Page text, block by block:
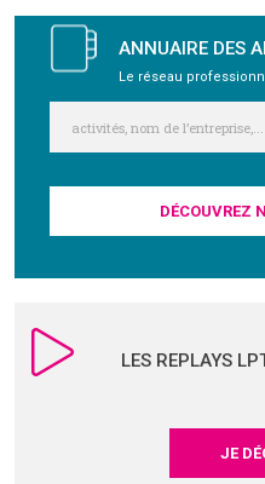
NOUS
ANNUAIRE DES
Le réseau
DÉCOUVREZ
LES REPLAYS
JE